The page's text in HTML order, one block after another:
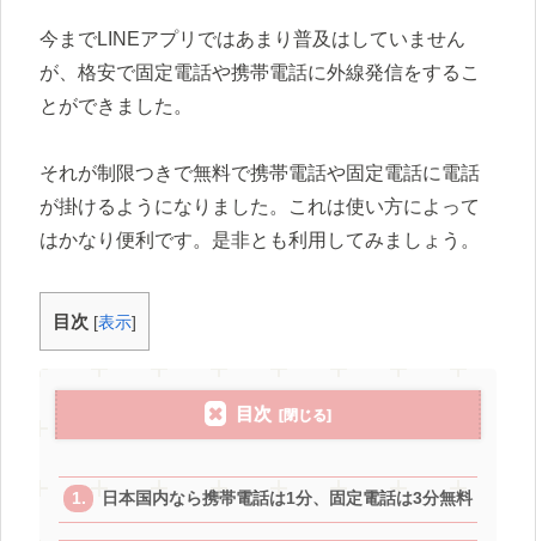
今までLINEアプリではあまり普及はしていません
が、格安で固定電話や携帯電話に外線発信をするこ
とができました。
それが制限つきで無料で携帯電話や固定電話に電話
が掛けるようになりました。これは使い方によって
はかなり便利です。是非とも利用してみましょう。
目次 [表示]
目次
日本国内なら携帯電話は1分、固定電話は3分無料